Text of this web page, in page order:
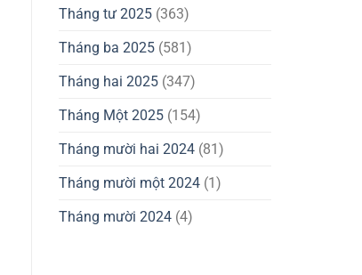
Tháng tư 2025 (363)
Tháng ba 2025 (581)
Tháng hai 2025 (347)
Tháng Một 2025 (154)
Tháng mười hai 2024 (81)
Tháng mười một 2024 (1)
Tháng mười 2024 (4)